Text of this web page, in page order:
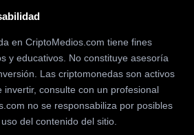
en CriptoMedios.com tiene fines
y educativos. No constituye asesoría
Las criptomonedas son activos
invertir, consulte con un profesional
no se responsabiliza por posibles
del contenido del sitio.